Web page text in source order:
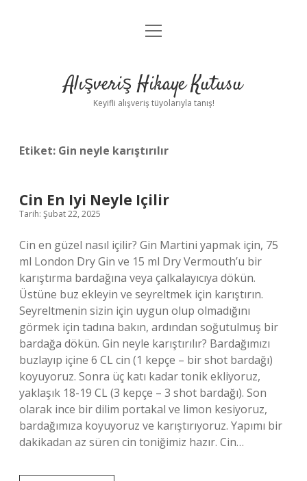
Anasayfa
Yasal Uyarı
menüyü
Alışveriş Hikaye Kutusu
Keyifli alışveriş tüyolarıyla tanış!
Etiket: Gin neyle karıştırılır
Cin En Iyi Neyle Içilir
Tarih: Şubat 22, 2025
Cin en güzel nasıl içilir? Gin Martini yapmak için, 75
ml London Dry Gin ve 15 ml Dry Vermouth’u bir
karıştırma bardağına veya çalkalayıcıya dökün.
Üstüne buz ekleyin ve seyreltmek için karıştırın.
Seyreltmenin sizin için uygun olup olmadığını
görmek için tadına bakın, ardından soğutulmuş bir
bardağa dökün. Gin neyle karıştırılır? Bardağımızı
buzlayıp içine 6 CL cin (1 kepçe – bir shot bardağı)
koyuyoruz. Sonra üç katı kadar tonik ekliyoruz,
yaklaşık 18-19 CL (3 kepçe – 3 shot bardağı). Son
olarak ince bir dilim portakal ve limon kesiyoruz,
bardağımıza koyuyoruz ve karıştırıyoruz. Yapımı bir
dakikadan az süren cin toniğimiz hazır. Cin…